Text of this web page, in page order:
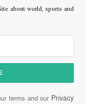
about world, sports and
terms and our Privacy